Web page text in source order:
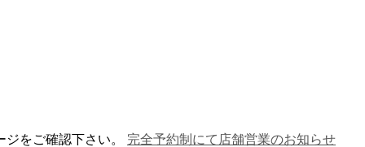
をご確認下さい。 完全予約制にて店舗営業のお知らせ